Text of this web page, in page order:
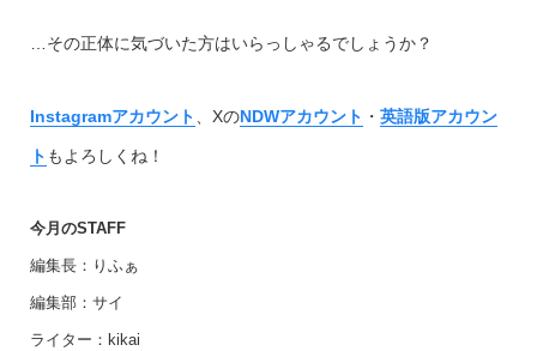
…その正体に気づいた方はいらっしゃるでしょうか？
Instagramアカウント 、XのNDWアカウント ・ 英語版アカウン
ト もよろしくね！
今月のSTAFF
編集長：りふぁ
編集部：サイ
ライター：kikai